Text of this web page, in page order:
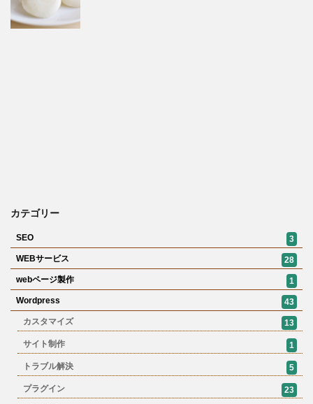
カテゴリー
SEO
3
WEBサービス
28
webページ製作
1
Wordpress
43
カスタマイズ
13
サイト制作 1
トラブル解決 5
プラグイン 23